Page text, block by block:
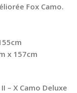
Fox Camo.
x 157cm
– X Camo Deluxe